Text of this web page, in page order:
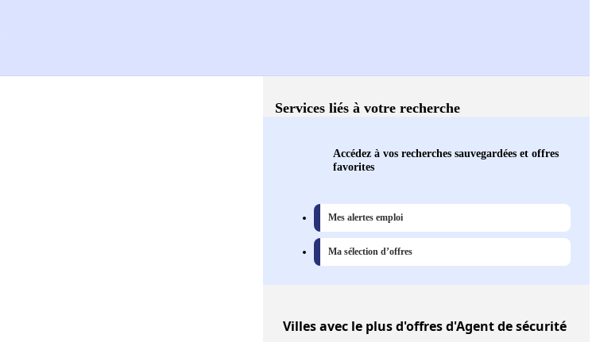
Services liés à votre recherche
Accédez à vos recherches sauvegardées et offres
favorites
Mes alertes emploi
Ma sélection d’offres
Villesavec le plus d'offres d'Agent de sécurité